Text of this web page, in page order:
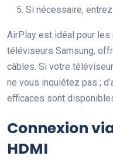
Si nécessaire,
AirPlay est idéal pour
téléviseurs Samsung,
câbles. Si votre
ne vous inquiétez pas ;
efficaces sont
Connexion
HDMI